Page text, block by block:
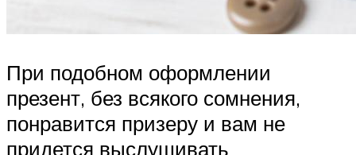
При подобном оформлении
презент, без всякого сомнения,
понравится призеру и вам не
придется выслушивать